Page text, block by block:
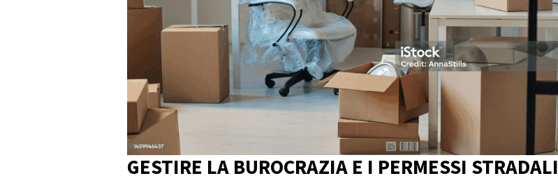
GESTIRE LA BUROCRAZIA E I PERMESSI STRADALI